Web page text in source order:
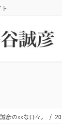
彦のxxな日々。